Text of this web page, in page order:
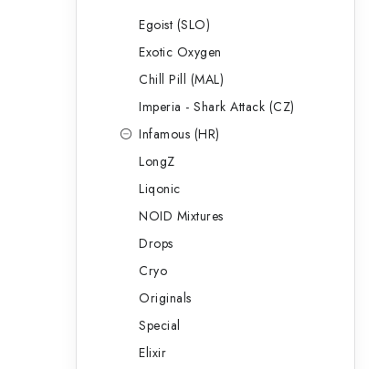
Egoist (SLO)
Exotic Oxygen
Chill Pill (MAL)
Imperia - Shark Attack (CZ)
Infamous (HR)
LongZ
Liqonic
NOID Mixtures
Drops
Cryo
Originals
Special
Elixir